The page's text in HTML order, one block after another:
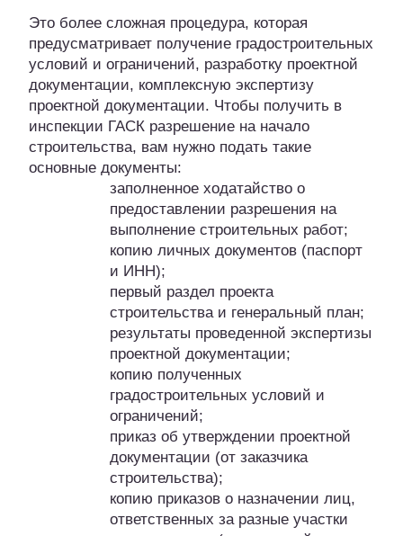
Это более сложная процедура, которая
предусматривает получение градостроительных
условий и ограничений, разработку проектной
документации, комплексную экспертизу
проектной документации. Чтобы получить в
инспекции ГАСК разрешение на начало
строительства, вам нужно подать такие
основные документы:
заполненное ходатайство о
предоставлении разрешения на
выполнение строительных работ;
копию личных документов (паспорт
и ИНН);
первый раздел проекта
строительства и генеральный план;
результаты проведенной экспертизы
проектной документации;
копию полученных
градостроительных условий и
ограничений;
приказ об утверждении проектной
документации (от заказчика
строительства);
копию приказов о назначении лиц,
ответственных за разные участки